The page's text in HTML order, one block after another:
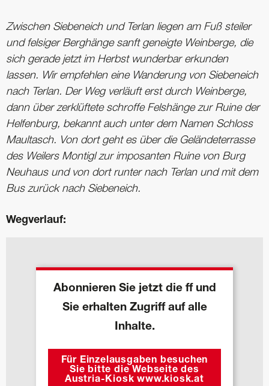
Zwischen Siebeneich und Terlan liegen am Fuß steiler
und felsiger Berghänge sanft geneigte Weinberge, die
sich gerade jetzt im Herbst wunderbar erkunden
lassen. Wir empfehlen eine Wanderung von Siebeneich
nach Terlan. Der Weg verläuft erst durch Weinberge,
dann über zerklüftete schroffe Felshänge zur Ruine der
Helfenburg, bekannt auch unter dem Namen Schloss
Maultasch. Von dort geht es über die Geländeterrasse
des Weilers Montigl zur imposanten Ruine von Burg
Neuhaus und von dort runter nach Terlan und mit dem
Bus zurück nach Siebeneich.
Wegverlauf:
Abonnieren Sie jetzt die ff und
Sie erhalten Zugriff auf alle
Inhalte.
Für Einzelausgaben besuchen
Sie bitte die Webseite des
Austria-Kiosk www.kiosk.at